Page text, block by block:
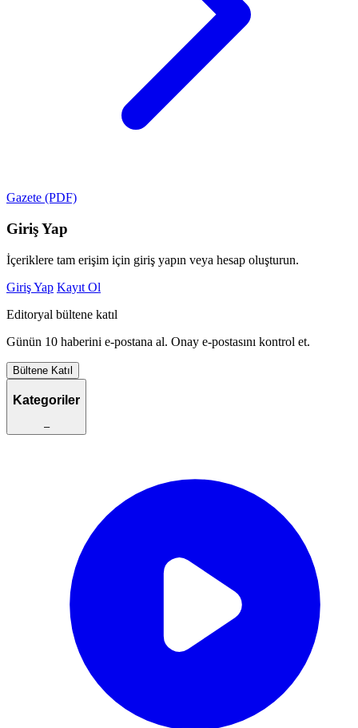
Gazete (PDF)
Giriş Yap
İçeriklere tam erişim için giriş yapın veya hesap oluşturun.
Giriş Yap Kayıt Ol
Editoryal bültene katıl
Günün 10 haberini e-postana al. Onay e-postasını kontrol et.
Bültene Katıl
Kategoriler
–